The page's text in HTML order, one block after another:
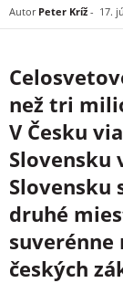
Autor Peter Kríž - 17.
než tri
V Česku
Slovensku
Slovensku
druhé
suverénne
českých